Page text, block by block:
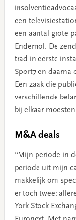
een
een aantal grote
Endemol. De
trad in eerste
Sport7 en daarna
Een zaak die
verschillende
bij elkaar
M&A deals
“Mijn periode in
periode uit mijn
makkelijk om
er toch twee:
York Stock